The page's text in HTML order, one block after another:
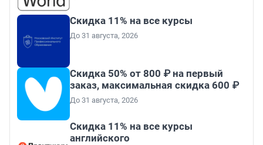
Скидка 11% на все курсы
До 31 августа, 2026
Скидка 50% от 800 ₽ на первый
заказ, максимальная скидка 600 ₽
До 31 августа, 2026
Скидка 11% на все курсы
английского